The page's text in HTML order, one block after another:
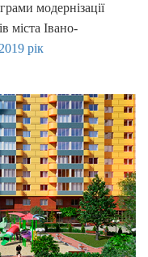
модернізації
міста Івано-
рік